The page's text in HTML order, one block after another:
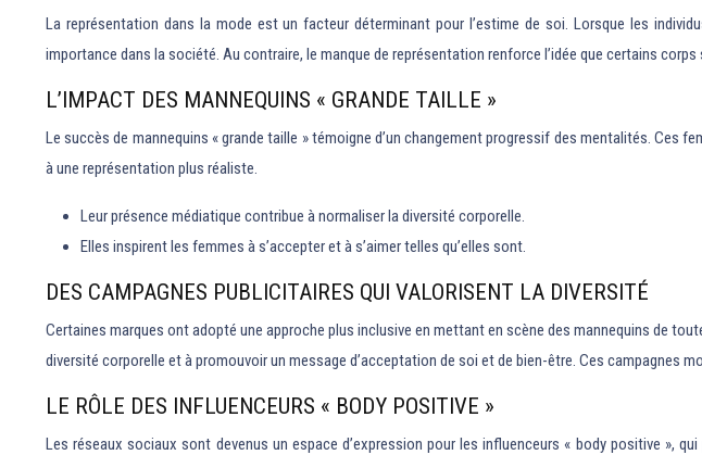
La représentation dans la mode est un facteur déterminant pour l’estime de soi. Lorsque les
importance dans la société. Au contraire, le manque de représentation renforce l’idée que certains
L’IMPACT DES MANNEQUINS « GRANDE TAILLE »
Le succès de mannequins « grande taille » témoigne d’un changement progressif des mentalités.
à une représentation plus réaliste.
Leur présence médiatique contribue à normaliser la diversité corporelle.
Elles inspirent les femmes à s’accepter et à s’aimer telles qu’elles sont.
DES CAMPAGNES PUBLICITAIRES QUI VALORISENT LA DIVERSITÉ
Certaines marques ont adopté une approche plus inclusive en mettant en scène des mannequins de
diversité corporelle et à promouvoir un message d’acceptation de soi et de bien-être. Ces campagnes
LE RÔLE DES INFLUENCEURS « BODY POSITIVE »
Les réseaux sociaux sont devenus un espace d’expression pour les influenceurs « body positive »,